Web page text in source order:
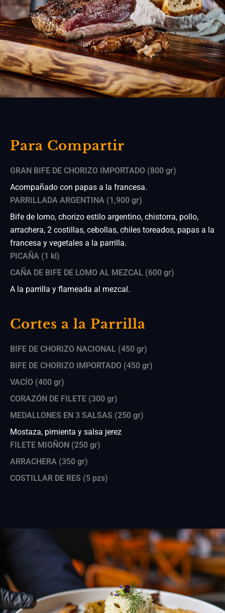
Para Compartir
GRAN BIFE DE CHORIZO IMPORTADO (800 gr)
Acompañado con papas a la francesa.
PARRILLADA ARGENTINA (1,900 gr)
Bife de lomo, chorizo estilo argentino, chistorra, pollo,
arrachera, 2 costillas, cebollas, chiles toreados, papas a la
francesa y vegetales a la parrilla.
PICAÑA (1 kl)
CAÑA DE BIFE DE LOMO AL MEZCAL (600 gr)
A la parrilla y flameada al mezcal.
Cortes a la Parrilla
BIFE DE CHORIZO NACIONAL (450 gr)
BIFE DE CHORIZO IMPORTADO (450 gr)
VACÍO (400 gr)
CORAZÓN DE FILETE (300 gr)
MEDALLONES EN 3 SALSAS (250 gr)
Mostaza, pimienta y salsa jerez
FILETE MIGÑON (250 gr)
ARRACHERA (350 gr)
COSTILLAR DE RES (5 pzs)